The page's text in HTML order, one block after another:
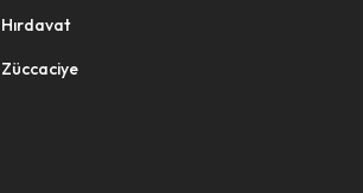
Hırdavat
Züccaciye